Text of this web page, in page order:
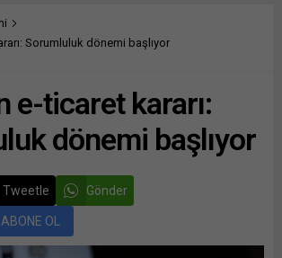
Sorumluluk dönemi başlıyor
e-ticaret kararı:
dönemi başlıyor
Tweetle Gönder
ABONE OL